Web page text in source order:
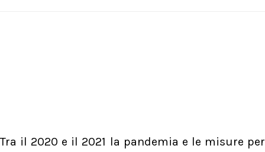
Tra il 2020 e il 2021 la pandemia e le misure per